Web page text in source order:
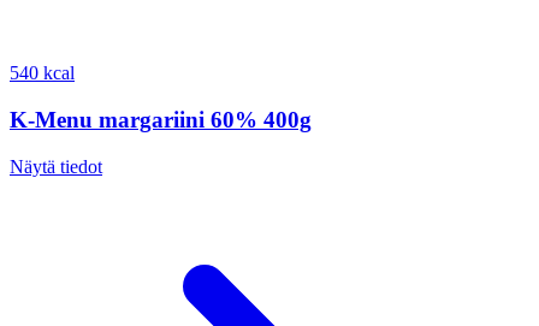
540 kcal
K-Menu margariini 60% 400g
Näytä tiedot